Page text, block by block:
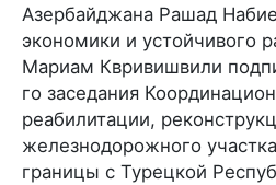
Азербайджана Рашад
экономики и устойчивого
Мариам Квривишвили
го заседания
реабилитации,
железнодорожного
границы с Турецкой